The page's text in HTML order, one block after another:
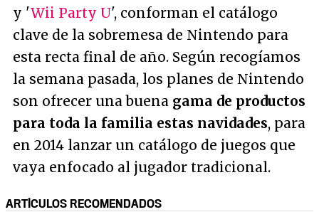
y 'Wii Party U', conforman el catálogo
clave de la sobremesa de Nintendo para
esta recta final de año. Según recogíamos
la semana pasada, los planes de Nintendo
son ofrecer una buena gama de productos
para toda la familia estas navidades, para
en 2014 lanzar un catálogo de juegos que
vaya enfocado al jugador tradicional.
ARTÍCULOS RECOMENDADOS